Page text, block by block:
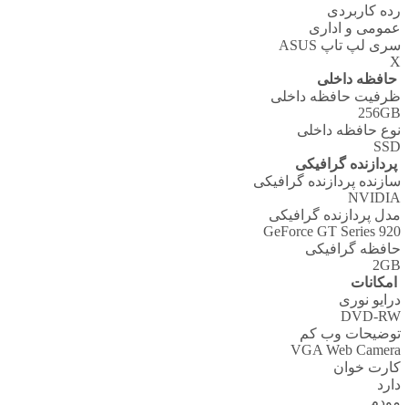
رده کاربردی
عمومی و اداری
سری لپ تاپ ASUS
X
حافظه داخلی
ظرفیت حافظه داخلی
256GB
نوع حافظه داخلی
SSD
پردازنده گرافیکی
سازنده پردازنده گرافیکی
NVIDIA
مدل پردازنده گرافیکی
GeForce GT Series 920
حافظه گرافیکی
2GB
امکانات
درایو نوری
DVD-RW
توضیحات وب کم
VGA Web Camera
کارت خوان
دارد
مودم